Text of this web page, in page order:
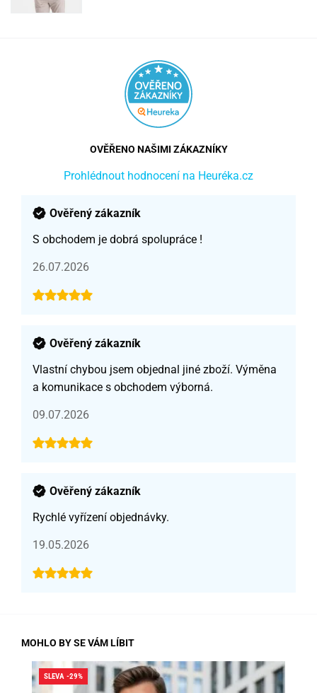
OVĚŘENO NAŠIMI ZÁKAZNÍKY
Prohlédnout hodnocení na Heuréka.cz
Ověřený zákazník
S obchodem je dobrá spolupráce !
26.07.2026
Ověřený zákazník
Vlastní chybou jsem objednal jiné zboží. Výměna
a komunikace s obchodem výborná.
09.07.2026
Ověřený zákazník
Rychlé vyřízení objednávky.
19.05.2026
MOHLO BY SE VÁM LÍBIT
SLEVA -29%